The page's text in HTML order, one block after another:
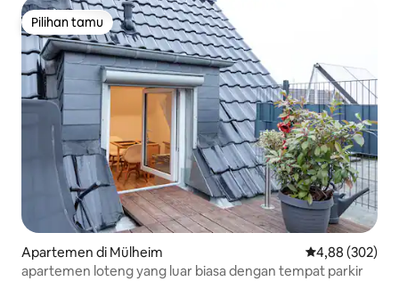
Pilihan tamu
Pilihan tamu
Apartemen di Mülheim Nilai rata-rata
4,88 (302)
apartemen loteng yang luar biasa dengan tempat parkir